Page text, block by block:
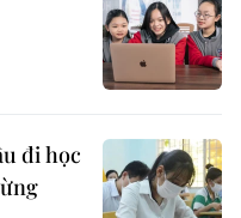
đi học